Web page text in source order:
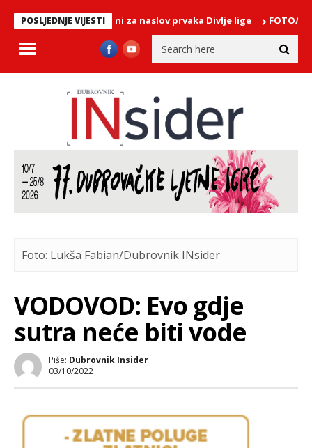
POSLJEDNJE VIJESTI
i FUN H2O Mlini za naslov prvaka Divlje lige FOTO/ Na
Foto: Lukša Fabian/Dubrovnik INsider
VODOVOD: Evo gdje
sutra neće biti vode
Piše: Dubrovnik Insider
03/10/2022